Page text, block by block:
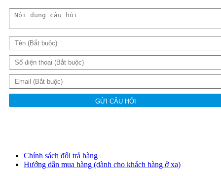
GỬI CÂU HỎI
Chính sách đổi trả hàng
Hướng dẫn mua hàng (dành cho khách hàng ở xa)